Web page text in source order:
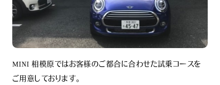
MINI 相模原ではお客様のご都合に合わせた試乗コースを
ご用意しております。